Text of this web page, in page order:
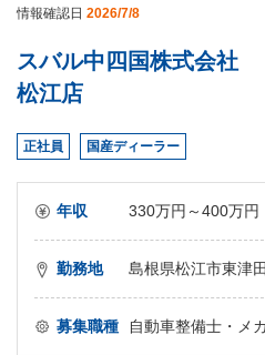
情報確認日 2026/7/8
スバル中四国株式会社
松江店
正社員 国産ディーラー
年収 330万円～400万円
勤務地 島根県松江市東津
募集職種 自動車整備士・メ